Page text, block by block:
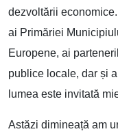
dezvoltării
ai Primăriei
Europene, ai
publice locale, dar și
lumea este invitată
Astăzi dimineață am